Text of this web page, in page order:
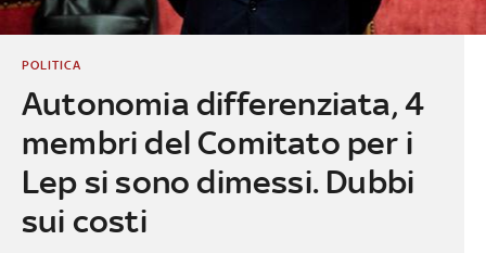
Autonomia differenziata, 4
membri del Comitato per i
Lep si sono dimessi. Dubbi
sui costi
POLITICA